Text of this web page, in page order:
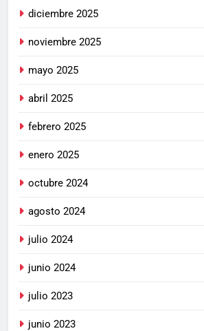
diciembre 2025
noviembre 2025
mayo 2025
abril 2025
febrero 2025
enero 2025
octubre 2024
agosto 2024
julio 2024
junio 2024
julio 2023
junio 2023